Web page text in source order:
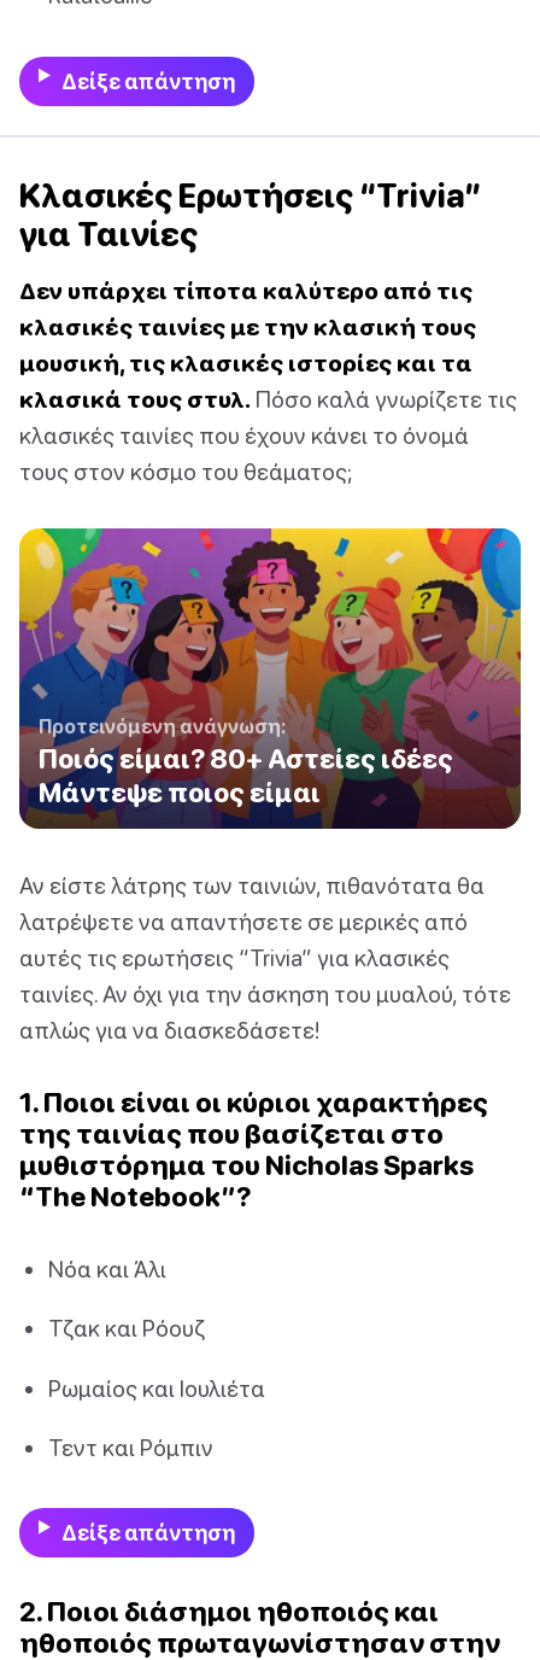
Δείξε απάντηση
Κλασικές Ερωτήσεις “Trivia”
για Ταινίες
Δεν υπάρχει τίποτα καλύτερο από τις
κλασικές ταινίες με την κλασική τους
μουσική, τις κλασικές ιστορίες και τα
κλασικά τους στυλ. Πόσο καλά γνωρίζετε τις
κλασικές ταινίες που έχουν κάνει το όνομά
τους στον κόσμο του θεάματος;
Προτεινόμενη ανάγνωση:
Ποιός είμαι? 80+ Αστείες ιδέες
Μάντεψε ποιος είμαι
Αν είστε λάτρης των ταινιών, πιθανότατα θα
λατρέψετε να απαντήσετε σε μερικές από
αυτές τις ερωτήσεις “Trivia” για κλασικές
ταινίες. Αν όχι για την άσκηση του μυαλού, τότε
απλώς για να διασκεδάσετε!
1. Ποιοι είναι οι κύριοι χαρακτήρες
της ταινίας που βασίζεται στο
μυθιστόρημα του Nicholas Sparks
“The Notebook”?
Νόα και Άλι
Τζακ και Ρόουζ
Ρωμαίος και Ιουλιέτα
Τεντ και Ρόμπιν
Δείξε απάντηση
2. Ποιοι διάσημοι ηθοποιός και
ηθοποιός πρωταγωνίστησαν στην